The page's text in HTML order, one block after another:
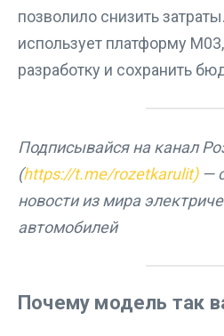
позволило снизить
использует платформу
разработку и сохранить
Подписывайся на канал
(https://t.me/rozetkarulit)—
новости из мира
автомобилей
Почему модель так